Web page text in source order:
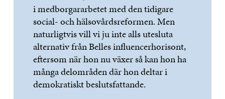
i medborgararbetet med den tidigare
social- och hälsovårdsreformen. Men
naturligtvis vill vi ju inte alls utesluta
alternativ från Belles influencerhorisont,
eftersom när hon nu växer så kan hon ha
många delområden där hon deltar i
demokratiskt beslutsfattande.